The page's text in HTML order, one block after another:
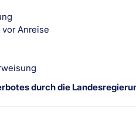
Anreise
durch die